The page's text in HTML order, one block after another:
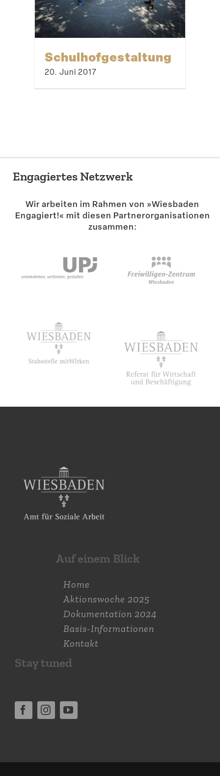
Schul­hof­ge­staltung
20. Juni 2017
Engagiertes Netzwerk
Wir arbeiten im Rahmen von »Wiesbaden
Engagiert!« mit diesen Partner­or­ga­ni­sa­tionen
zusammen:
Auf einem Blick
Home
Aktions­woche 2025
Dokumen­tation 2024
Basis-Informationen
Kontakt
Stay tuned